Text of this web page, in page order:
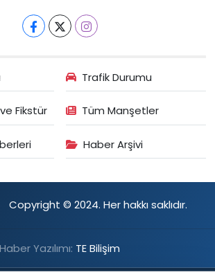
Trafik Durumu
Fikstür Tüm Manşetler
Haber Arşivi
Copyright © 2024. Her hakkı saklıdır.
Haber Yazılımı: TE Bilişim